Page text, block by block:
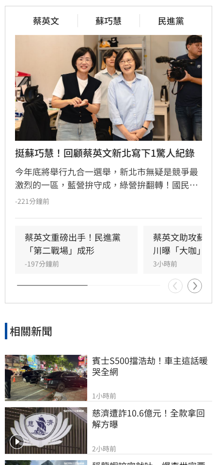
蔡英文 蘇巧慧 民進黨
挺蘇巧慧！回顧蔡英文新北寫下1驚人紀錄
今年底將舉行九合一選舉，新北市無疑是競爭最
激烈的一區，藍營拚守成，綠營拚翻轉！國民黨
參選人李四川與民進黨參選人蘇巧慧民調更是呈
主委時，蔡英文一口就答應。完成兩屆總統任期
的蔡英文，除了挾帶超高人氣之外，新北更是她
的「政壇起家厝」，三度在此橫掃百萬票，有望
-221分鐘前
蔡英文重磅出手！民進黨
「第二戰場」成形
-197分鐘前
蔡英文助攻蘇
川曝「大咖」應
3小時前
相關新聞
賓士S500擋浩劫！車主這話暖
哭全網
1小時前
慈濟遭詐10.6億元！全款拿回
解方曝
2小時前